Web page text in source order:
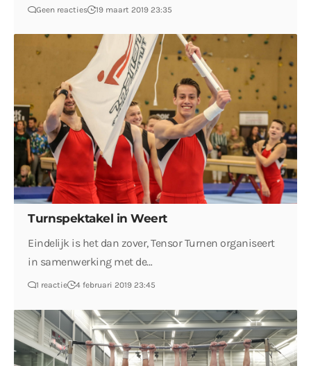
Geen reacties 19 maart 2019 23:35
Turnspektakel in Weert
Eindelijk is het dan zover, Tensor Turnen organiseert
in samenwerking met de…
1 reactie 4 februari 2019 23:45